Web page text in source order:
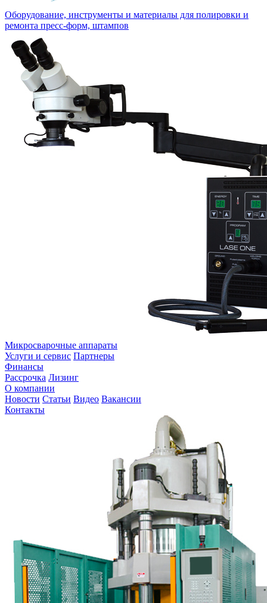
Оборудование, инструменты и материалы для полировки и
ремонта пресс-форм, штампов
Микросварочные аппараты
Услуги и сервис Партнеры
Финансы
Рассрочка Лизинг
О компании
Новости Статьи Видео Вакансии
Контакты